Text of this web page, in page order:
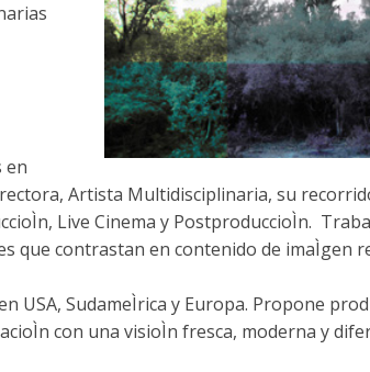
en
Artista Multidisciplinaria, su
Live Cinema y PostproduccioÌn.
contrastan en contenido de imaÌgen
SudameÌrica y Europa. Propone
con una visioÌn fresca, moderna y